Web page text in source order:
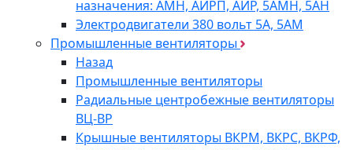
назначения: АМН, АИРП, АИР, 5АМН, 5АН
Электродвигатели 380 вольт 5А, 5АМ
Промышленные вентиляторы
Назад
Промышленные вентиляторы
Радиальные центробежные вентиляторы
ВЦ-ВР
Крышные вентиляторы ВКРМ, ВКРС, ВКРФ,